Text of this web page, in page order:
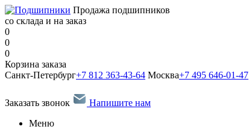
Продажа подшипников
со склада и на заказ
0
0
0
Корзина заказа
Санкт-Петербург+7 812 363-43-64 Москва+7 495 646-01-47
Заказать звонок
Напишите нам
Меню